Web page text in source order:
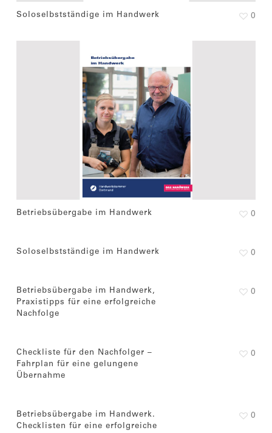
Soloselbstständige im Handwerk 0
Betriebsübergabe im Handwerk 0
Soloselbstständige im Handwerk 0
Betriebsübergabe im Handwerk,
Praxistipps für eine erfolgreiche
Nachfolge
0
Checkliste für den Nachfolger –
Fahrplan für eine gelungene
Übernahme
0
Betriebsübergabe im Handwerk.
Checklisten für eine erfolgreiche
0